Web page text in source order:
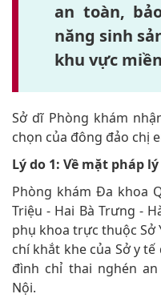
an toàn,
năng sinh
khu vực
Sở dĩ Phòng khám
chọn của đông đảo chị
Lý do 1: Về mặt pháp lý
Phòng khám Đa khoa
Triệu - Hai Bà Trưng -
phụ khoa trực thuộc Sở
chí khắt khe của Sở y
đình chỉ thai nghén
Nội.